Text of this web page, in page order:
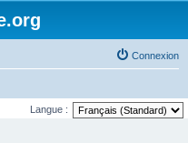
Connexion
Langue :